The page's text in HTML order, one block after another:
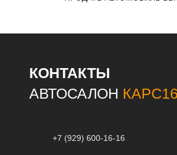
КОНТАКТЫ
АВТОСАЛОН КАРС16
+7 (929) 600-16-16